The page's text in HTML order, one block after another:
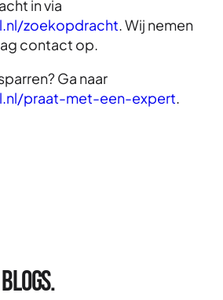
in via
zoekopdracht. Wij nemen
contact op.
Ga naar
praat-met-een-expert.